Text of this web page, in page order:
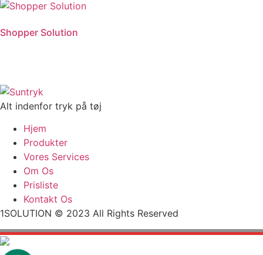
Shopper Solution
Alt indenfor tryk på tøj
Hjem
Produkter
Vores Services
Om Os
Prisliste
Kontakt Os
1SOLUTION © 2023 All Rights Reserved